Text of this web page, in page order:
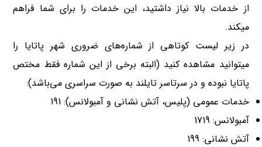
از خدمات بالا نیاز داشتید، این خدمات را برای شما فراهم
میکند.
در زیر لیست کوتاهی از شماره‌های ضروری شهر پاتایا را
میتوانید مشاهده کنید (البته برخی از این شماره فقط مختص
پاتایا نبوده و در سرتاسر تایلند به صورت سراسری می‌باشد):
خدمات عمومی (پلیس، آتش نشانی و آمبولانس): 191
آمبولانس: 1719
آتش نشانی: 199